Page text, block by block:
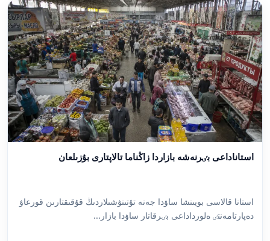
استاناداعى بٸرنەشە بازاردا زاڭناما تالاپتارى بۇزىلعان
استانا قالاسى بويىنشا ساۋدا جەنە تۇتىنۋشىلاردىڭ قۇقىقتارىن قورعاۋ
دەپارتامەنتٸ ەلورداداعى بٸرقاتار ساۋدا بازار...